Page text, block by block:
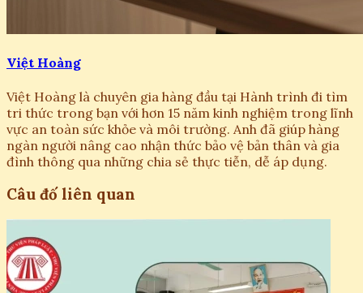
Việt Hoàng
Việt Hoàng là chuyên gia hàng đầu tại Hành trình đi tìm
tri thức trong bạn với hơn 15 năm kinh nghiệm trong lĩnh
vực an toàn sức khỏe và môi trường. Anh đã giúp hàng
ngàn người nâng cao nhận thức bảo vệ bản thân và gia
đình thông qua những chia sẻ thực tiễn, dễ áp dụng.
Câu đố liên quan